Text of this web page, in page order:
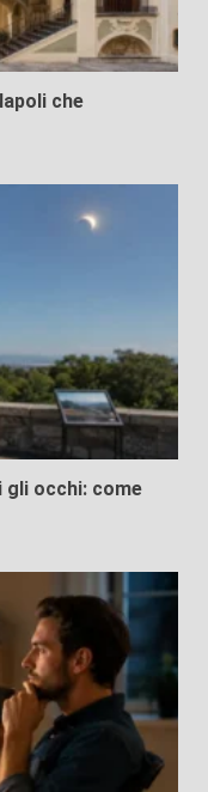
che
gli occhi: come